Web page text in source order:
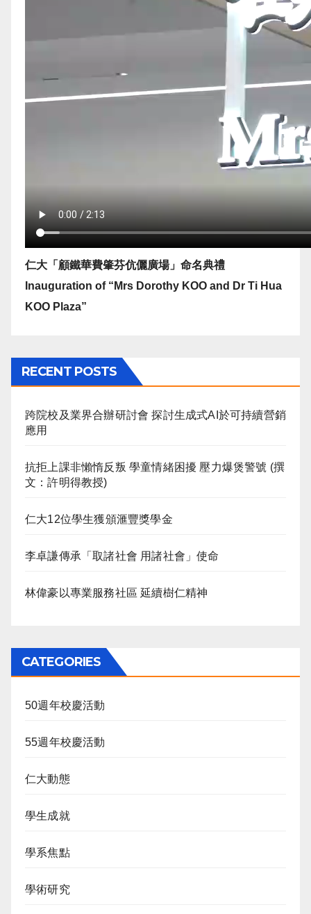
仁大「顧鐵華費肇芬伉儷廣場」命名典禮
Inauguration of “Mrs Dorothy KOO and Dr Ti Hua
KOO Plaza”
RECENT POSTS
跨院校及業界合辦研討會 探討生成式AI於可持續營銷
應用
抗拒上課非懶惰反叛 學童情緒困擾 壓力爆煲警號 (撰
文：許明得教授)
仁大12位學生獲頒滙豐獎學金
李卓謙傳承「取諸社會 用諸社會」使命
林偉豪以專業服務社區 延續樹仁精神
CATEGORIES
50週年校慶活動
55週年校慶活動
仁大動態
學生成就
學系焦點
學術研究